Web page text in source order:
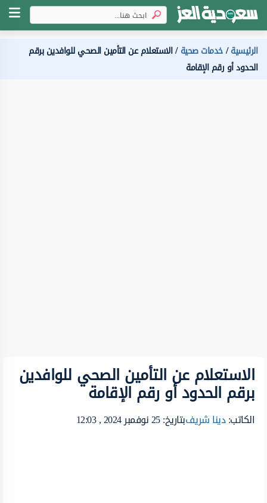
الرئيسية خدمات صحية الاستعلام عن التأمين الصحي للوافدين برقم
الحدود أو رقم الإقامة
الاستعلام عن التأمين الصحي للوافدين
برقم الحدود أو رقم الإقامة
الكاتب:دينا شريفبتاريخ: 25 نوفمبر 2024 , 12:03